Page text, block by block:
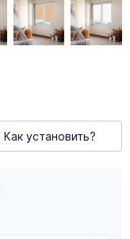
Как установить?